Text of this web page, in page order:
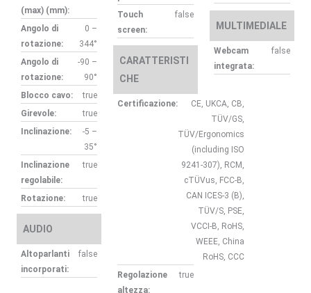
(max) (mm):
Angolo di
rotazione:
0 –
344°
Angolo di
rotazione:
-90 –
90°
Blocco cavo:
true
Girevole:
true
Inclinazione:
-5 –
35°
Inclinazione
regolabile:
true
Rotazione: true
AUDIO
Altoparlanti
incorporati:
false
Touch
screen:
false
CARATTERISTI
CHE
Certificazione:
CE, UKCA, CB,
TÜV/GS,
TÜV/Ergonomics
(including ISO
9241-307), RCM,
cTÜVus, FCC-B,
CAN ICES-3 (B),
TÜV/S, PSE,
VCCI-B, RoHS,
WEEE, China
RoHS, CCC
Regolazione
altezza:
true
MULTIMEDIALE
Webcam
integrata:
false